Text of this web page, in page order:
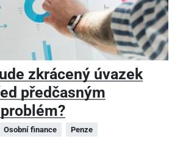
zkrácený úvazek
předčasným
Osobní finance
Penze